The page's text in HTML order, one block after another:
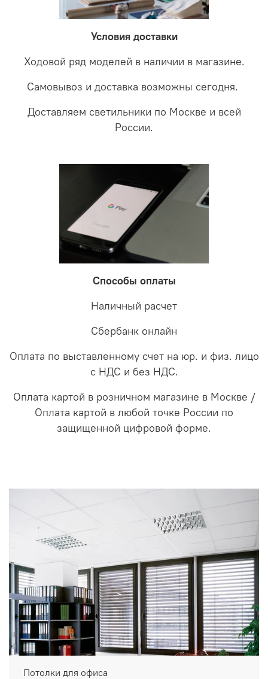
проверки будет выясненная причина поломки и
LED светильники не только экономите деньги но еще
забудете что такое тусклость и недостаток освещения.
Условия доставки
Ходовой ряд моделей в наличии в магазине.
Самовывоз и доставка возможны сегодня.
Доставляем светильники по Москве и всей
России.
Способы оплаты
Наличный расчет
Сбербанк онлайн
Оплата по выставленному счет на юр. и физ. лицо
с НДС и без НДС.
Оплата картой в розничном магазине в Москве /
Оплата картой в любой точке России по
защищенной цифровой форме.
Потолки для офиса